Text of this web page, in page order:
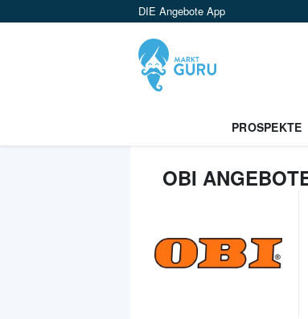
DIE Angebote App
PROSPEKTE
OBI